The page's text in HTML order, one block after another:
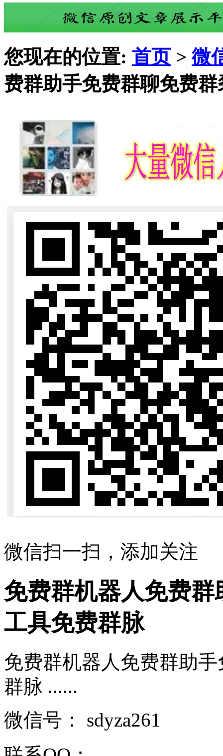
您现在的位置: 首页 >微
费群助手免费群聊免费
微信扫一扫，添加关注
免费群机器人免费
工具免费群脉
免费群机器人免费群助
群脉 ......
微信号： sdyza261